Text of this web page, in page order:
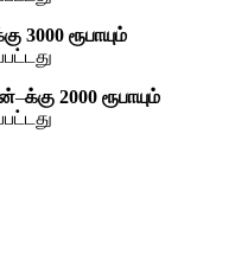
3000 ரூபாயும்
–க்கு 2000 ரூபாயும்